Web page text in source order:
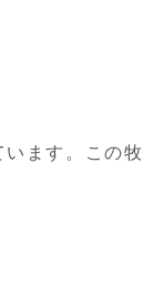
ます。この牧